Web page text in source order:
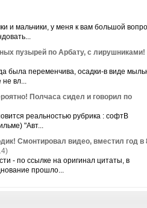
и мальчики, у меня к вам большой
пузырей по Арбату, с лирушниками!
была переменчива, осадки-в виде
не вл...
Полчаса сидел и говорил по
реальностью рубрика : софтВ
"Авт...
Смонтировал видео, вместил год в
- по ссылке на оригинал цитаты, в
прошло...